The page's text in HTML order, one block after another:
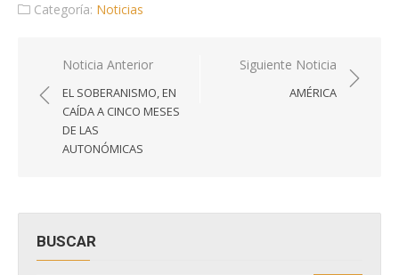
Categoría: Noticias
Navegación
de
entradas
Noticia Anterior
EL SOBERANISMO, EN
CAÍDA A CINCO MESES
DE LAS
AUTONÓMICAS
Siguiente Noticia
AMÉRICA
BUSCAR